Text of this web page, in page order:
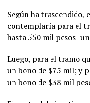
Según ha trascendido,
contemplaría para el
hasta 550 mil pesos-
Luego, para el tramo
un bono de $75 mil; y
un bono de $38 mil